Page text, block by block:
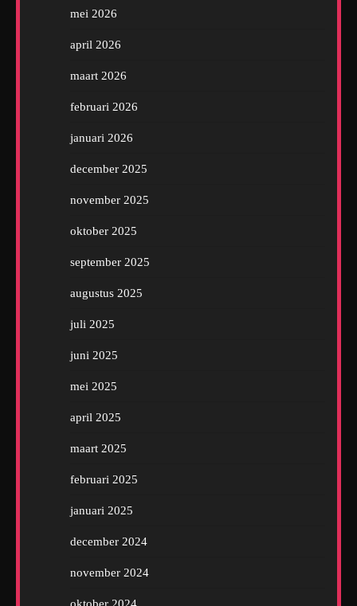
mei 2026
april 2026
maart 2026
februari 2026
januari 2026
december 2025
november 2025
oktober 2025
september 2025
augustus 2025
juli 2025
juni 2025
mei 2025
april 2025
maart 2025
februari 2025
januari 2025
december 2024
november 2024